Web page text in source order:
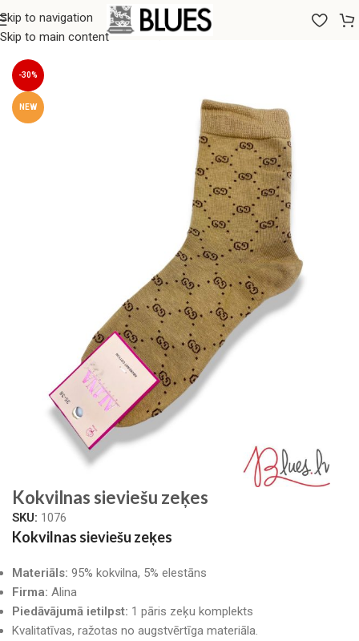
Skip to navigation
Skip to main content
Sākums/Zeķes/Sieviešu zeķes
-30%
NEW
Kokvilnas sieviešu zeķes
SKU: 1076
Kokvilnas sieviešu zeķes
Materiāls: 95% kokvilna, 5% elestāns
Firma: Alina
Piedāvājumā ietilpst: 1 pāris zeķu komplekts
Kvalitatīvas, ražotas no augstvērtīga materiāla.